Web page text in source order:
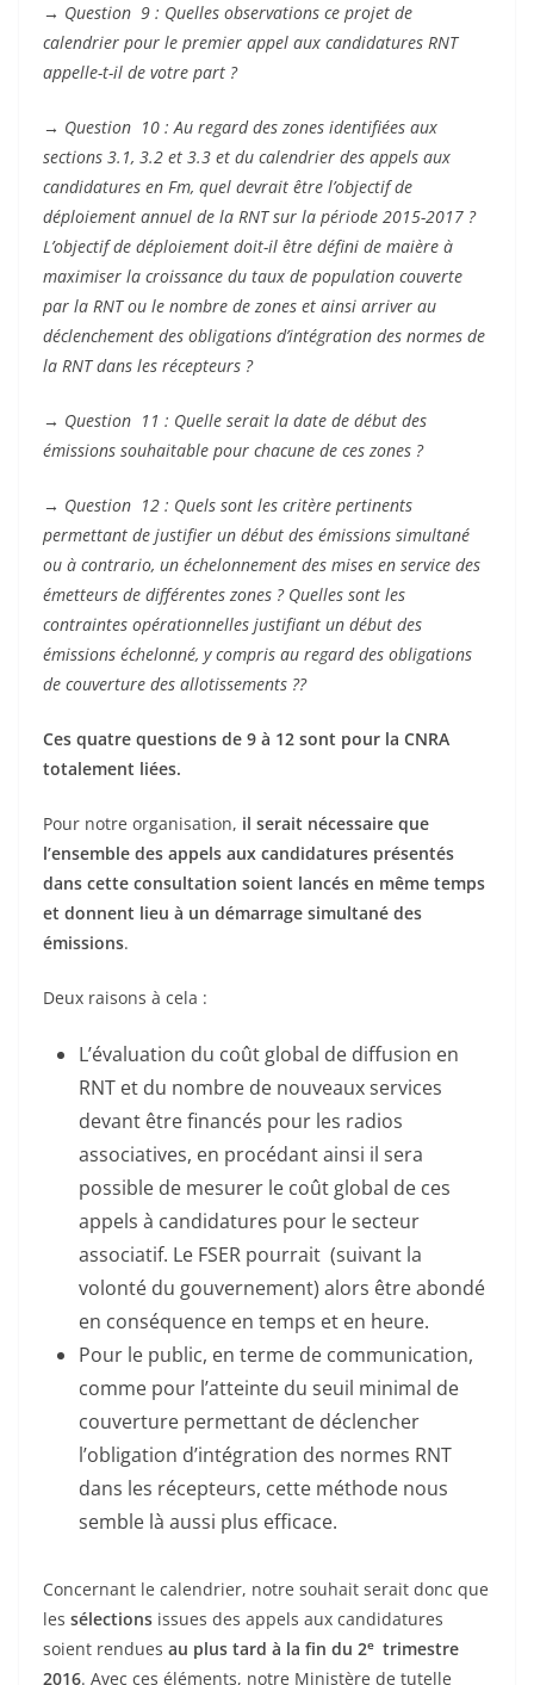
→ Question 9 : Quelles observations ce projet de
calendrier pour le premier appel aux candidatures RNT
appelle-t-il de votre part ?
→ Question 10 : Au regard des zones identifiées aux
sections 3.1, 3.2 et 3.3 et du calendrier des appels aux
candidatures en Fm, quel devrait être l’objectif de
déploiement annuel de la RNT sur la période 2015-2017 ?
L’objectif de déploiement doit-il être défini de maière à
maximiser la croissance du taux de population couverte
par la RNT ou le nombre de zones et ainsi arriver au
déclenchement des obligations d’intégration des normes de
la RNT dans les récepteurs ?
→ Question 11 : Quelle serait la date de début des
émissions souhaitable pour chacune de ces zones ?
→ Question 12 : Quels sont les critère pertinents
permettant de justifier un début des émissions simultané
ou à contrario, un échelonnement des mises en service des
émetteurs de différentes zones ? Quelles sont les
contraintes opérationnelles justifiant un début des
émissions échelonné, y compris au regard des obligations
de couverture des allotissements ??
Ces quatre questions de 9 à 12 sont pour la CNRA
totalement liées.
Pour notre organisation, il serait nécessaire que
l’ensemble des appels aux candidatures présentés
dans cette consultation soient lancés en même temps
et donnent lieu à un démarrage simultané des
émissions.
Deux raisons à cela :
L’évaluation du coût global de diffusion en
RNT et du nombre de nouveaux services
devant être financés pour les radios
associatives, en procédant ainsi il sera
possible de mesurer le coût global de ces
appels à candidatures pour le secteur
associatif. Le FSER pourrait (suivant la
volonté du gouvernement) alors être abondé
en conséquence en temps et en heure.
Pour le public, en terme de communication,
comme pour l’atteinte du seuil minimal de
couverture permettant de déclencher
l’obligation d’intégration des normes RNT
dans les récepteurs, cette méthode nous
semble là aussi plus efficace.
Concernant le calendrier, notre souhait serait donc que
les sélections issues des appels aux candidatures
soient rendues au plus tard à la fin du 2e trimestre
2016. Avec ces éléments, notre Ministère de tutelle